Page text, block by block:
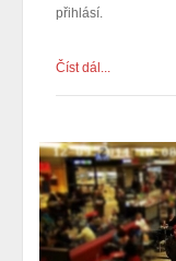
přihlásí.
Číst dál...